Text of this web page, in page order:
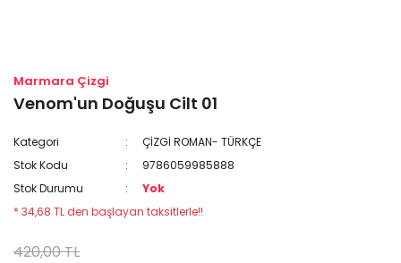
Marmara Çizgi
Venom'un Doğuşu Cilt 01
Kategori
ÇİZGİ ROMAN- TÜRKÇE
Stok Kodu
9786059985888
Stok Durumu
Yok
* 34,68 TL den başlayan taksitlerle!!
420,00 TL